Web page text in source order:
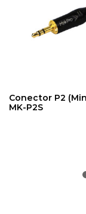
Conector P2
MK-P2S